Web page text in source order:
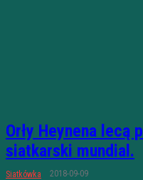
Orły Heynena lecą
siatkarski mundial.
Siatkówka 2018-09-09